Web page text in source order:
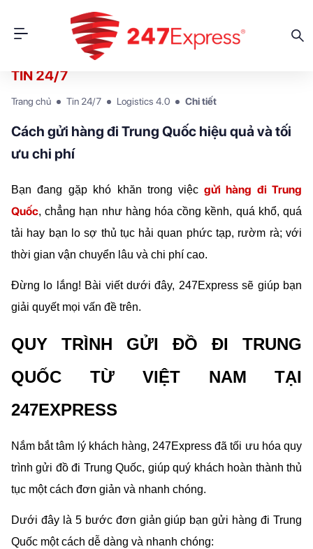
TIN 24/7
Trang chủ Tin 24/7 Logistics 4.0 Chi tiết
Cách gửi hàng đi Trung Quốc hiệu quả và tối
ưu chi phí
Bạn đang gặp khó khăn trong việc gửi hàng đi Trung
Quốc, chẳng hạn như hàng hóa cồng kềnh, quá khổ, quá
tải hay bạn lo sợ thủ tục hải quan phức tạp, rườm rà; với
thời gian vận chuyển lâu và chi phí cao.
Đừng lo lắng! Bài viết dưới đây, 247Express sẽ giúp bạn
giải quyết mọi vấn đề trên.
QUY TRÌNH GỬI ĐỒ ĐI TRUNG
QUỐC TỪ VIỆT NAM TẠI
247EXPRESS
Nắm bắt tâm lý khách hàng, 247Express đã tối ưu hóa quy
trình gửi đồ đi Trung Quốc, giúp quý khách hoàn thành thủ
tục một cách đơn giản và nhanh chóng.
Dưới đây là 5 bước đơn giản giúp bạn gửi hàng đi Trung
Quốc một cách dễ dàng và nhanh chóng: